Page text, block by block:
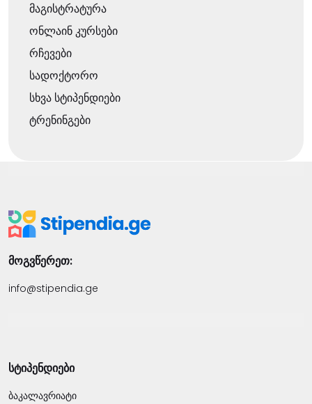
მაგისტრატურა
ონლაინ კურსები
რჩევები
სადოქტორო
სხვა სტიპენდიები
ტრენინგები
მოგვწერეთ:
info@stipendia.ge
სტიპენდიები
ბაკალავრიატი